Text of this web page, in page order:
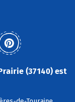
(37140) est